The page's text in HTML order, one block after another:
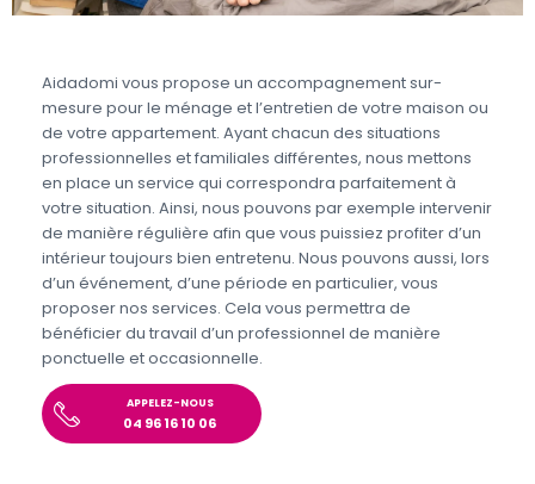
Aidadomi vous propose un accompagnement sur-
mesure pour le ménage et l’entretien de votre maison ou
de votre appartement. Ayant chacun des situations
professionnelles et familiales différentes, nous mettons
en place un service qui correspondra parfaitement à
votre situation. Ainsi, nous pouvons par exemple intervenir
de manière régulière afin que vous puissiez profiter d’un
intérieur toujours bien entretenu. Nous pouvons aussi, lors
d’un événement, d’une période en particulier, vous
proposer nos services. Cela vous permettra de
bénéficier du travail d’un professionnel de manière
ponctuelle et occasionnelle.
APPELEZ-NOUS
04 96 16 10 06